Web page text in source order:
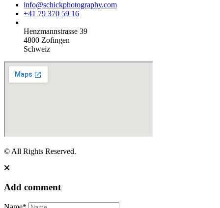
info@schickphotography.com
+41 79 370 59 16
Henzmannstrasse 39
4800 Zofingen
Schweiz
© All Rights Reserved.
Add comment